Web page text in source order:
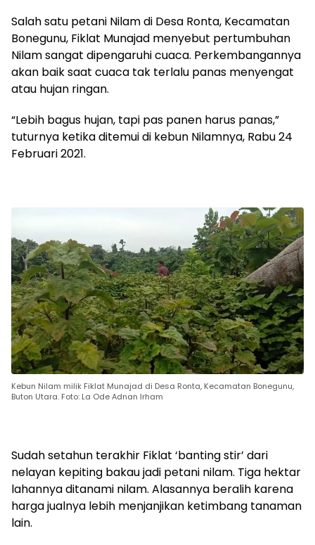
Salah satu petani Nilam di Desa Ronta, Kecamatan
Bonegunu, Fiklat Munajad menyebut pertumbuhan
Nilam sangat dipengaruhi cuaca. Perkembangannya
akan baik saat cuaca tak terlalu panas menyengat
atau hujan ringan.
“Lebih bagus hujan, tapi pas panen harus panas,”
tuturnya ketika ditemui di kebun Nilamnya, Rabu 24
Februari 2021.
Kebun Nilam milik Fiklat Munajad di Desa Ronta, Kecamatan Bonegunu,
Buton Utara. Foto: La Ode Adnan Irham
Sudah setahun terakhir Fiklat ‘banting stir’ dari
nelayan kepiting bakau jadi petani nilam. Tiga hektar
lahannya ditanami nilam. Alasannya beralih karena
harga jualnya lebih menjanjikan ketimbang tanaman
lain.